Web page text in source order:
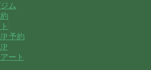
ム
予約
ート